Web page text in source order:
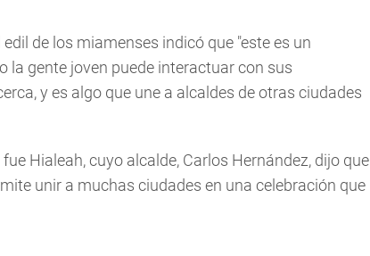
de los miamenses indicó que "este es un
la gente joven puede interactuar con sus
y es algo que une a alcaldes de otras ciudades
Hialeah, cuyo alcalde, Carlos Hernández, dijo que
unir a muchas ciudades en una celebración que